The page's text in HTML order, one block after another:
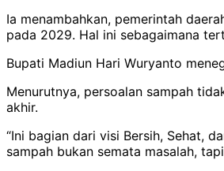
Ia menambahkan, pemerintah
pada 2029. Hal ini sebagaimana
Bupati Madiun Hari Wuryanto
Menurutnya, persoalan sampah
akhir.
“Ini bagian dari visi Bersih, Sehat,
sampah bukan semata masalah,